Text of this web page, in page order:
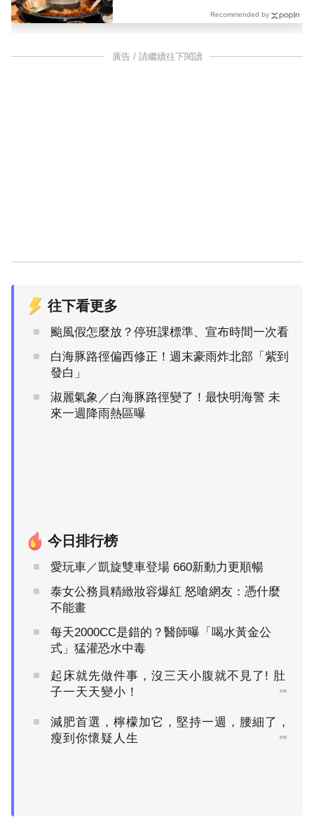
Recommended by
廣告 / 請繼續往下閱讀
往下看更多
颱風假怎麼放？停班課標準、宣布時間一次看
白海豚路徑偏西修正！週末豪雨炸北部「紫到
發白」
淑麗氣象／白海豚路徑變了！最快明海警 未
來一週降雨熱區曝
今日排行榜
愛玩車／凱旋雙車登場 660新動力更順暢
泰女公務員精緻妝容爆紅 怒嗆網友：憑什麼
不能畫
每天2000CC是錯的？醫師曝「喝水黃金公
式」猛灌恐水中毒
起床就先做件事，沒三天小腹就不見了! 肚
子一天天變小！
PR
減肥首選，檸檬加它，堅持一週，腰細了，
瘦到你懷疑人生
PR